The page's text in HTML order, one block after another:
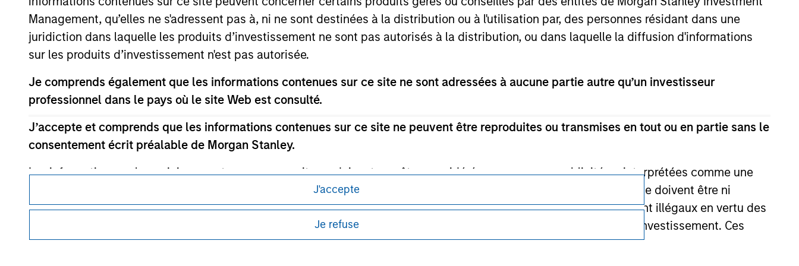
Management, qu’elles ne s'adressent pas à, ni ne sont destinées à la distribution ou à l'utilisation par, des personnes résidant dans une
juridiction dans laquelle les produits d’investissement ne sont pas autorisés à la distribution, ou dans laquelle la diffusion d'informations
sur les produits d’investissement n'est pas autorisée.
Je comprends également que les informations contenues sur ce site ne sont adressées à aucune partie autre qu’un investisseur
professionnel dans le pays où le site Web est consulté.
J’accepte et comprends que les informations contenues sur ce site ne peuvent être reproduites ou transmises en tout ou en partie sans le
consentement écrit préalable de Morgan Stanley.
Les informations ou les opinions contenues sur ce site ne doivent pas être considérées comme une publicité ou interprétées comme une
offre de vente ou une sollicitation d'achat de produits d'investissement. En outre, de tels produits d’investissement ne doivent être ni
proposés ni vendus à toute personne d’une juridiction dans laquelle de tels offre, sollicitation, achat ou vente seraient illégaux en vertu des
lois de ladite juridiction. Tous les produits d’investissement sont soumis à des restrictions détaillées en lien avec l'investissement. Ces
restrictions sont précisées dans les prospectus relatifs à ces produits d'investissement.
J'accepte
Je refuse
Morgan Stanley
Morgan Stanley Careers
Les utilisateurs sont invités à prendre connaissance des Conditions d’utilisation avant d’engager toute
procédure, car celles-ci mentionnent des restrictions légales et réglementaires applicables à la diffusion
Confidentialité